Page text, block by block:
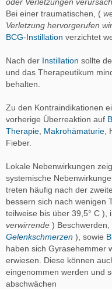
Bei einer traumatischen, (
Verletzung hervorgerufen
BCG-Instillation verzichtet
Nach der Instillation sollte
und das Therapeutikum
behalten.
Zu den Kontraindikationen
vorherige Überreaktion auf
Therapie Makrohämaturie
Fieber.
Lokale Nebenwirkungen
systemische
treten häufig nach der
bessern sich nach wenigen
teilweise bis über 39,5° C ),
verwirrende )
Gelenkschmerzen ), sowie
haben sich Gyrasehemmer
erwiesen. Diese können
eingenommen werden und
abschwächen